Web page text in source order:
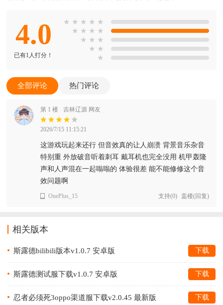
4.0
已有1人打分！
★ ★ ★ ★ ★
★ ★ ★ ★
★ ★ ★
★ ★
★
全部评论 热门评论
第 1 楼 吉林辽源 网友
2026/7/15 11:15:21
这游戏玩起来还行 但音效真的让人崩溃 背景音乐杂音
特别重 外放破音听着刺耳 戴耳机也完全没用 机甲轰隆
声和人声混在一起嗡嗡的 体验很差 能不能修修这个音
效问题啊
OnePlus_15 支持(0) 盖楼(回复)
相关版本
斯露德bilibili版本v1.0.7 安卓版 下载
斯露德测试服下载v1.0.7 安卓版 下载
忍者必须死3oppo渠道服下载v2.0.45 最新版 下载